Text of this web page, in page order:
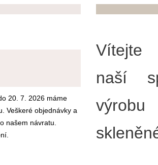
20. 7. 2026 máme
Veškeré objednávky a
našem návratu.
Vítejte
naší
výrobu